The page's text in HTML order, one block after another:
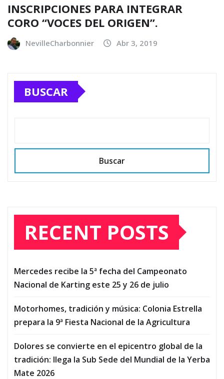
INSCRIPCIONES PARA INTEGRAR
CORO “VOCES DEL ORIGEN”.
NevilleCharbonnier Abr 3, 2019
BUSCAR
Buscar
RECENT POSTS
Mercedes recibe la 5ª fecha del Campeonato
Nacional de Karting este 25 y 26 de julio
Motorhomes, tradición y música: Colonia Estrella
prepara la 9ª Fiesta Nacional de la Agricultura
Dolores se convierte en el epicentro global de la
tradición: llega la Sub Sede del Mundial de la Yerba
Mate 2026